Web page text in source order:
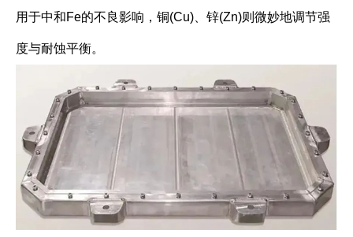
用于中和Fe的不良影响，铜(Cu)、锌(Zn)则微妙地调节强
度与耐蚀平衡。